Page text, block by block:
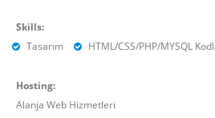
Skills:
Tasarım
HTML/CSS/PHP/MYSQL
Hosting:
Alanja Web Hizmetleri